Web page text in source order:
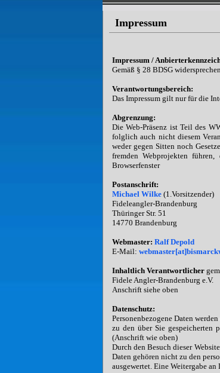
Impressum
Impressum /
Gemäß § 28 BDSG
Verantwortungsbereich:
Das Impressum gilt nur für die
Abgrenzung:
Die Web-Präsenz ist Teil des
folglich auch nicht diesem
weder gegen Sitten noch
fremden Webprojekten
Browserfenster
Postanschrift:
Michael Wilke (1.Vorsitzender)
Fideleangler-Brandenburg
Thüringer Str. 51
14770 Brandenburg
Webmaster: Ralf Depold
E-Mail:
Inhaltlich Verantwortlicher
Fidele Angler-Brandenburg e.V.
Anschrift siehe oben
Datenschutz:
Personenbezogene Daten
zu den über Sie gespeicherten
(Anschrift wie oben)
Durch den Besuch dieser
Daten gehören nicht zu den
ausgewertet. Eine Weitergabe